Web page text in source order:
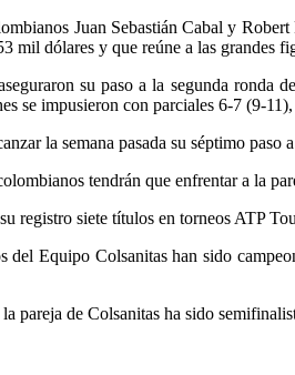
Juan Sebastián Cabal y
mil dólares y que reúne a las grandes
su paso a la segunda ronda
se impusieron con parciales 6-7 (9-
la semana pasada su séptimo
tendrán que enfrentar a la
registro siete títulos en torneos ATP
del Equipo Colsanitas han sido
pareja de Colsanitas ha sido